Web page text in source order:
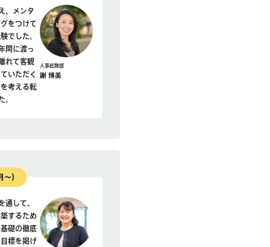
、メンタ
をつけて
でした。
間に渡っ
れて客観
いただく
考える転
。
人事総務部
謝 博美
）
通して、
するため
礎の徹底
標を掲げ